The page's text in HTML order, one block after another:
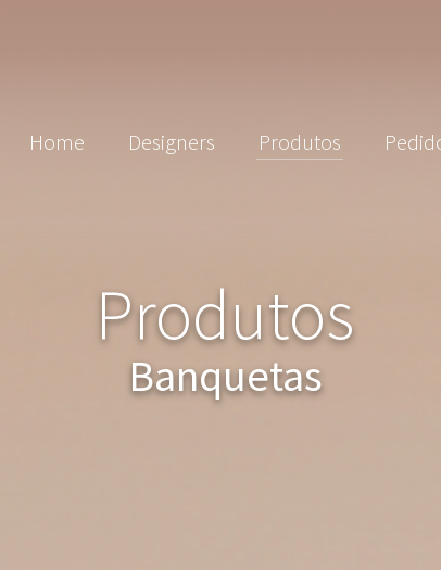
Home Designers Produtos
Produtos
Banquetas